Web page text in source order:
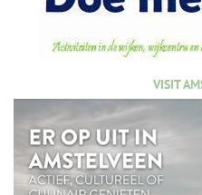
VISIT